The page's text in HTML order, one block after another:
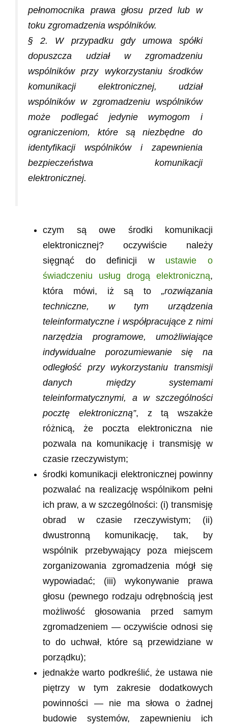
pełnomocnika prawa głosu przed lub w
toku zgromadzenia wspólników.
§ 2. W przypadku gdy umowa spółki
dopuszcza udział w zgromadzeniu
wspólników przy wykorzystaniu środków
komunikacji elektronicznej, udział
wspólników w zgromadzeniu wspólników
może podlegać jedynie wymogom i
ograniczeniom, które są niezbędne do
identyfikacji wspólników i zapewnienia
bezpieczeństwa komunikacji
elektronicznej.
czym są owe środki komunikacji
elektronicznej? oczywiście należy
sięgnąć do definicji w ustawie o
świadczeniu usług drogą elektroniczną,
która mówi, iż są to „rozwiązania
techniczne, w tym urządzenia
teleinformatyczne i współpracujące z nimi
narzędzia programowe, umożliwiające
indywidualne porozumiewanie się na
odległość przy wykorzystaniu transmisji
danych między systemami
teleinformatycznymi, a w szczególności
pocztę elektroniczną”, z tą wszakże
różnicą, że poczta elektroniczna nie
pozwala na komunikację i transmisję w
czasie rzeczywistym;
środki komunikacji elektronicznej powinny
pozwalać na realizację wspólnikom pełni
ich praw, a w szczególności: (i) transmisję
obrad w czasie rzeczywistym; (ii)
dwustronną komunikację, tak, by
wspólnik przebywający poza miejscem
zorganizowania zgromadzenia mógł się
wypowiadać; (iii) wykonywanie prawa
głosu (pewnego rodzaju odrębnością jest
możliwość głosowania przed samym
zgromadzeniem — oczywiście odnosi się
to do uchwał, które są przewidziane w
porządku);
jednakże warto podkreślić, że ustawa nie
piętrzy w tym zakresie dodatkowych
powinności — nie ma słowa o żadnej
budowie systemów, zapewnieniu ich